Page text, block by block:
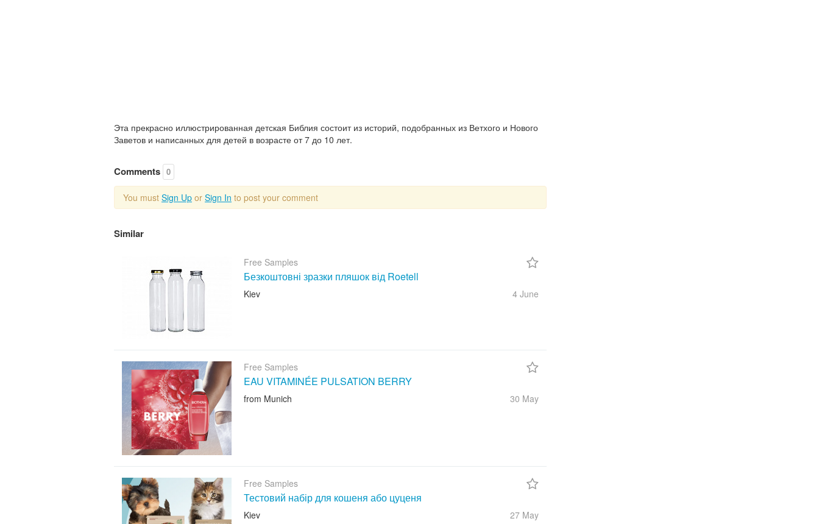
Эта прекрасно иллюстрированная детская Библия состоит из историй, подобранных из Ветхого и Нового
Заветов и написанных для детей в возрасте от 7 до 10 лет.
Comments 0
You must Sign Up or Sign In to post your comment
Similar
Free Samples
Безкоштовні зразки пляшок від Roetell
Kiev 4 June
Free Samples
EAU VITAMINÉE PULSATION BERRY
from Munich 30 May
Free Samples
Тестовий набір для кошеня або цуценя
Kiev 27 May